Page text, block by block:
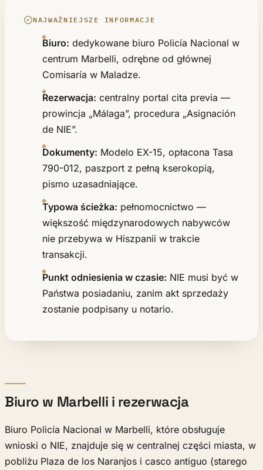
NAJWAŻNIEJSZE INFORMACJE
Biuro: dedykowane biuro Policía Nacional w
centrum Marbelli, odrębne od głównej
Comisaría w Maladze.
Rezerwacja: centralny portal cita previa —
prowincja „Málaga”, procedura „Asignación
de NIE”.
Dokumenty: Modelo EX-15, opłacona Tasa
790-012, paszport z pełną kserokopią,
pismo uzasadniające.
Typowa ścieżka: pełnomocnictwo —
większość międzynarodowych nabywców
nie przebywa w Hiszpanii w trakcie
transakcji.
Punkt odniesienia w czasie: NIE musi być w
Państwa posiadaniu, zanim akt sprzedaży
zostanie podpisany u notario.
Biuro w Marbelli i rezerwacja
Biuro Policía Nacional w Marbelli, które obsługuje
wnioski o NIE, znajduje się w centralnej części miasta, w
pobliżu Plaza de los Naranjos i casco antiguo (starego